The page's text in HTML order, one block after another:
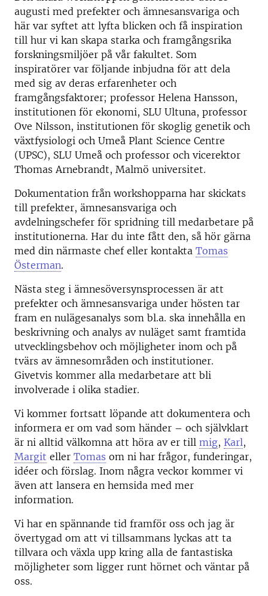
augusti med prefekter och ämnesansvariga och
här var syftet att lyfta blicken och få inspiration
till hur vi kan skapa starka och framgångsrika
forskningsmiljöer på vår fakultet. Som
inspiratörer var följande inbjudna för att dela
med sig av deras erfarenheter och
framgångsfaktorer; professor Helena Hansson,
institutionen för ekonomi, SLU Ultuna, professor
Ove Nilsson, institutionen för skoglig genetik och
växtfysiologi och Umeå Plant Science Centre
(UPSC), SLU Umeå och professor och vicerektor
Thomas Arnebrandt, Malmö universitet.
Dokumentation från workshopparna har skickats
till prefekter, ämnesansvariga och
avdelningschefer för spridning till medarbetare på
institutionerna. Har du inte fått den, så hör gärna
med din närmaste chef eller kontakta Tomas
Österman.
Nästa steg i ämnesöversynsprocessen är att
prefekter och ämnesansvariga under hösten tar
fram en nulägesanalys som bl.a. ska innehålla en
beskrivning och analys av nuläget samt framtida
utvecklingsbehov och möjligheter inom och på
tvärs av ämnesområden och institutioner.
Givetvis kommer alla medarbetare att bli
involverade i olika stadier.
Vi kommer fortsatt löpande att dokumentera och
informera er om vad som händer – och självklart
är ni alltid välkomna att höra av er till mig, Karl,
Margit eller Tomas om ni har frågor, funderingar,
idéer och förslag. Inom några veckor kommer vi
även att lansera en hemsida med mer
information.
Vi har en spännande tid framför oss och jag är
övertygad om att vi tillsammans lyckas att ta
tillvara och växla upp kring alla de fantastiska
möjligheter som ligger runt hörnet och väntar på
oss.